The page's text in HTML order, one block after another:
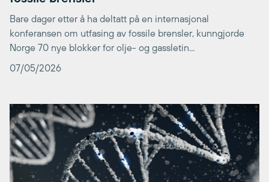
Bare dager etter å ha deltatt på en internasjonal
konferansen om utfasing av fossile brensler, kunngjorde
Norge 70 nye blokker for olje- og gassletin...
07/05/2026